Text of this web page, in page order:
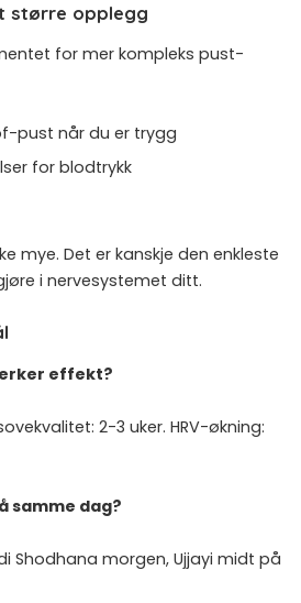
større opplegg
for mer kompleks pust-
pust når du er trygg
for blodtrykk
mye. Det er kanskje den enkleste
i nervesystemet ditt.
effekt?
2-3 uker. HRV-økning:
samme dag?
Shodhana morgen, Ujjayi midt på